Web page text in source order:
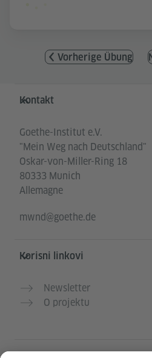
Vorherige Übung
Service- und
Kontakt
Goethe-Institut e.V.
"Mein Weg nach Deutschland"
Oskar-von-Miller-Ring 18
80333 Munich
Allemagne
mwnd@goethe.de
Korisni linkovi
Newsletter
O projektu